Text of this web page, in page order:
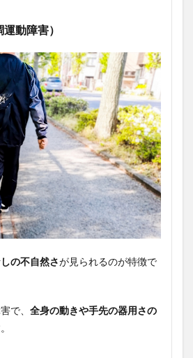
動障害）
の不自然さが見られるのが特徴で
で、 全身の動きや手先の器用さの